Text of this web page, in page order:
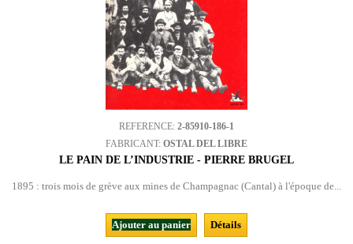
REFERENCE: 2-85910-186-1
FABRICANT: OSTAL DEL LIBRE
LE PAIN DE L’INDUSTRIE - PIERRE BRUGEL
1895 : trois mois de grève aux mines de Champagnac (Cantal) à l'époque de...
Ajouter au panier
Détails